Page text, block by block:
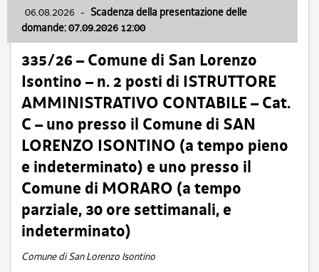
06.08.2026 - Scadenza della presentazione delle
domande: 07.09.2026 12:00
335/26 – Comune di San Lorenzo
Isontino – n. 2 posti di ISTRUTTORE
AMMINISTRATIVO CONTABILE – Cat.
C – uno presso il Comune di SAN
LORENZO ISONTINO (a tempo pieno
e indeterminato) e uno presso il
Comune di MORARO (a tempo
parziale, 30 ore settimanali, e
indeterminato)
Comune di San Lorenzo Isontino